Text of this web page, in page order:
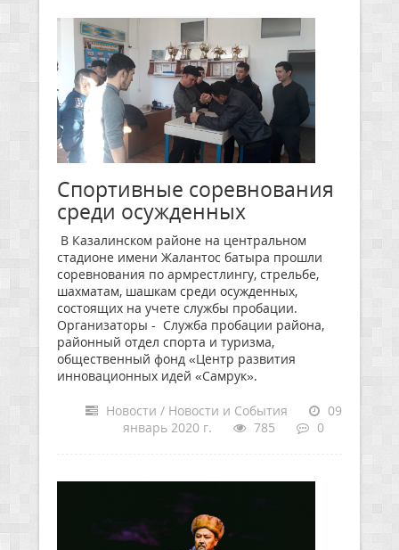
Спортивные соревнования
среди осужденных
В Казалинском районе на центральном
стадионе имени Жалантос батыра прошли
соревнования по армрестлингу, стрельбе,
шахматам, шашкам среди осужденных,
состоящих на учете службы пробации.
Организаторы - Служба пробации района,
районный отдел спорта и туризма,
общественный фонд «Центр развития
инновационных идей «Самрук».
Новости / Новости и События
09
январь 2020 г.
785 0